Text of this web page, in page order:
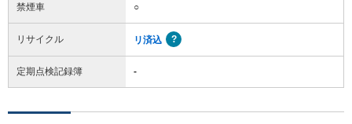
禁煙車 ○
リサイクル リ済込
定期点検記録簿 -